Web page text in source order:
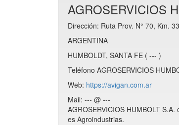
AGROSERVICIOS
Dirección: Ruta Prov. N° 70, Km. 33
ARGENTINA
HUMBOLDT, SANTA FE ( --- )
Teléfono AGROSERVICIOS
Web: https://avigan.com.ar
Mail: --- @ ---
AGROSERVICIOS HUMBOLT
es Agroindustrias.